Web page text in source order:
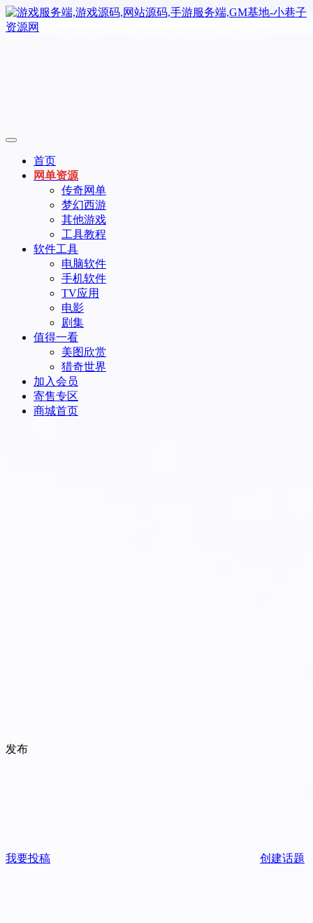
首页
网单资源
传奇网单
梦幻西游
其他游戏
工具教程
软件工具
电脑软件
手机软件
TV应用
电影
剧集
值得一看
美图欣赏
猎奇世界
加入会员
寄售专区
商城首页
发布
我要投稿 创建话题